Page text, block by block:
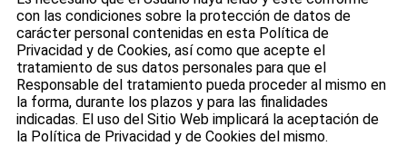
con las condiciones sobre la protección de datos de
carácter personal contenidas en esta Política de
Privacidad y de Cookies, así como que acepte el
tratamiento de sus datos personales para que el
Responsable del tratamiento pueda proceder al mismo en
la forma, durante los plazos y para las finalidades
indicadas. El uso del Sitio Web implicará la aceptación de
la Política de Privacidad y de Cookies del mismo.